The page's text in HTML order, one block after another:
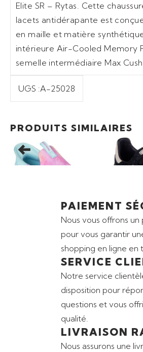
Elite SR – Rytas. Cette
lacets antidérapante est
en maille et matière
intérieure Air-Cooled Memory
semelle intermédiaire Max
UGS :A-25028
PRODUITS SIMILAIRES
Ajouter au panier
41,30 €
Promo
BASKETS SKECHERS
ULTRA FLEX 3.0 PASTEL
CLOUD
Promo
CREW
PAIEMENT
Nous vous offrons
pour vous garantir
shopping en ligne en
SERVICE
Notre service
disposition pour
questions et vous
qualité.
LIVRAISON
Nous assurons une